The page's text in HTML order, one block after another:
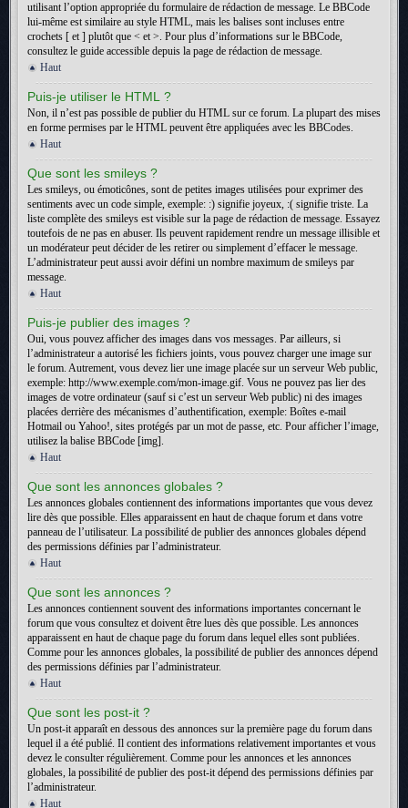
utilisant l’option appropriée du formulaire de rédaction de message. Le BBCode
lui-même est similaire au style HTML, mais les balises sont incluses entre
crochets [ et ] plutôt que < et >. Pour plus d’informations sur le BBCode,
consultez le guide accessible depuis la page de rédaction de message.
Haut
Puis-je utiliser le HTML ?
Non, il n’est pas possible de publier du HTML sur ce forum. La plupart des mises
en forme permises par le HTML peuvent être appliquées avec les BBCodes.
Haut
Que sont les smileys ?
Les smileys, ou émoticônes, sont de petites images utilisées pour exprimer des
sentiments avec un code simple, exemple: :) signifie joyeux, :( signifie triste. La
liste complète des smileys est visible sur la page de rédaction de message. Essayez
toutefois de ne pas en abuser. Ils peuvent rapidement rendre un message illisible et
un modérateur peut décider de les retirer ou simplement d’effacer le message.
L’administrateur peut aussi avoir défini un nombre maximum de smileys par
message.
Haut
Puis-je publier des images ?
Oui, vous pouvez afficher des images dans vos messages. Par ailleurs, si
l’administrateur a autorisé les fichiers joints, vous pouvez charger une image sur
le forum. Autrement, vous devez lier une image placée sur un serveur Web public,
exemple: http://www.exemple.com/mon-image.gif. Vous ne pouvez pas lier des
images de votre ordinateur (sauf si c’est un serveur Web public) ni des images
placées derrière des mécanismes d’authentification, exemple: Boîtes e-mail
Hotmail ou Yahoo!, sites protégés par un mot de passe, etc. Pour afficher l’image,
utilisez la balise BBCode [img].
Haut
Que sont les annonces globales ?
Les annonces globales contiennent des informations importantes que vous devez
lire dès que possible. Elles apparaissent en haut de chaque forum et dans votre
panneau de l’utilisateur. La possibilité de publier des annonces globales dépend
des permissions définies par l’administrateur.
Haut
Que sont les annonces ?
Les annonces contiennent souvent des informations importantes concernant le
forum que vous consultez et doivent être lues dès que possible. Les annonces
apparaissent en haut de chaque page du forum dans lequel elles sont publiées.
Comme pour les annonces globales, la possibilité de publier des annonces dépend
des permissions définies par l’administrateur.
Haut
Que sont les post-it ?
Un post-it apparaît en dessous des annonces sur la première page du forum dans
lequel il a été publié. Il contient des informations relativement importantes et vous
devez le consulter régulièrement. Comme pour les annonces et les annonces
globales, la possibilité de publier des post-it dépend des permissions définies par
l’administrateur.
Haut